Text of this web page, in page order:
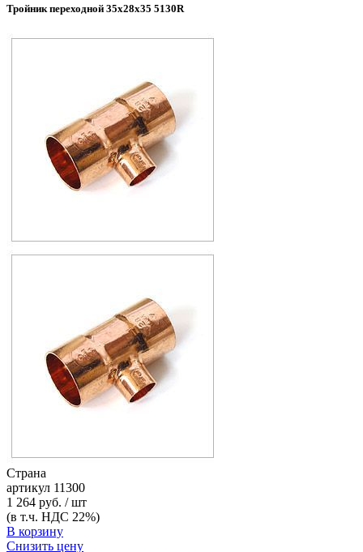
Тройник переходной 35х28х35 5130R
Страна
артикул 11300
1 264 руб. / шт
(в т.ч. НДС 22%)
В корзину
Снизить цену